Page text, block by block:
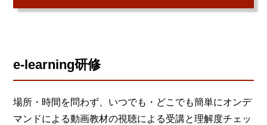
e-learning研修
場所・時間を問わず、いつでも・どこでも簡単にオンデ
マンドによる動画教材の視聴による受講と理解度チェッ